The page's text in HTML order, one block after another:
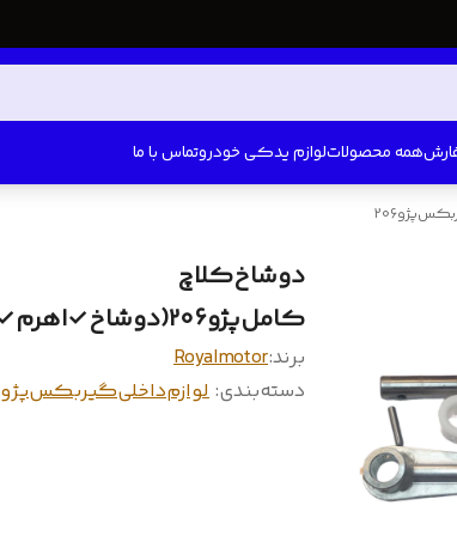
همه محصولاتلوازم یدکی خودروتماس با ما
دوشاخ‌کلاچ
کامل‌پژو206(دوشاخ✓اهرم✓پین✓بوش✓)تیپ۲
برند:Royalmotor
دسته‌بندی: لوازم‌‌داخلی‌گیربکس‌پژو206